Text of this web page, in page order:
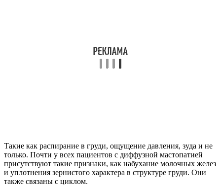
Такие как распирание в груди, ощущение давления, зуда и не
только. Почти у всех пациентов с диффузной мастопатией
присутствуют такие признаки, как набухание молочных желез
и уплотнения зернистого характера в структуре груди. Они
также связаны с циклом.